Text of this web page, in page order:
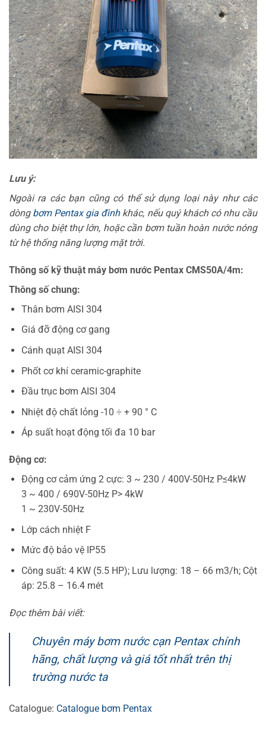
Lưu ý:
Ngoài ra các bạn cũng có thể sử dụng loại này như các
dòng bơm Pentax gia đìnhkhác, nếu quý khách có nhu cầu
dùng cho biệt thự lớn, hoặc cần bơm tuần hoàn nước nóng
từ hệ thống năng lượng mặt trời.
Thông số kỹ thuật máy bơm nước Pentax CMS50A/4m:
Thông số chung:
Thân bơm AISI 304
Giá đỡ động cơ gang
Cánh quạt AISI 304
Phốt cơ khí ceramic-graphite
Đầu trục bơm AISI 304
Nhiệt độ chất lỏng -10 ÷ + 90 ° C
Áp suất hoạt động tối đa 10 bar
Động cơ:
Động cơ cảm ứng 2 cực: 3 ~ 230 / 400V-50Hz P≤4kW
3 ~ 400 / 690V-50Hz P> 4kW
1 ~ 230V-50Hz
Lớp cách nhiệt F
Mức độ bảo vệ IP55
Công suất: 4 KW (5.5 HP); Lưu lượng: 18 – 66 m3/h; Cột
áp: 25.8 – 16.4 mét
Đọc thêm bài viết:
Chuyên máy bơm nước cạn Pentax chính
hãng, chất lượng và giá tốt nhất trên thị
trường nước ta
Catalogue: Catalogue bơm Pentax